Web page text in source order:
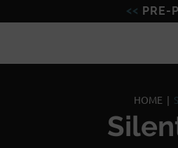
PRE-
Figuras
HOME